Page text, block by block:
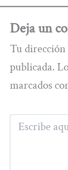
Deja un
Tu dirección
publicada.
marcados
Escribe
aquí...